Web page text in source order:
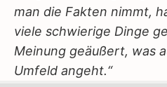
man die Fakten nimmt,
viele schwierige Dinge
Meinung geäußert, was
Umfeld angeht.“